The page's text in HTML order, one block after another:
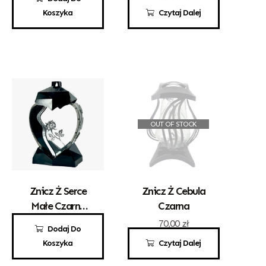
Koszyka
Czytaj Dalej
Dodaj Do
Koszyka
Znicz Ż Serce
Małe Czarne
69,00 zł
OUT OF STOCK
Czytaj Dalej
Znicz Ż Cebula
Czarna
70,00 zł